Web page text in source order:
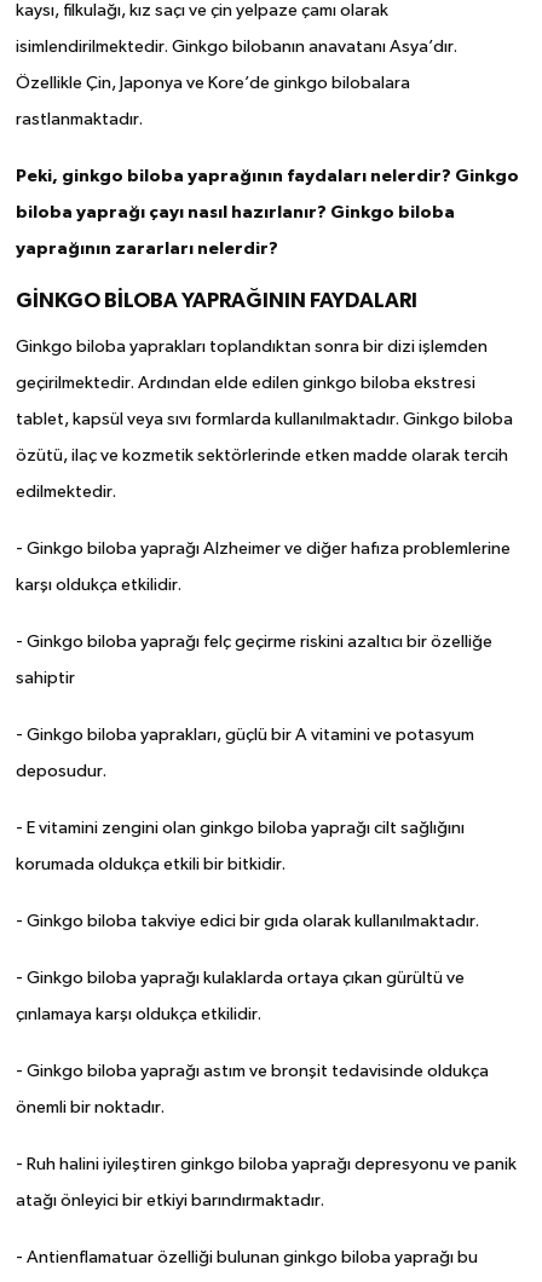
kaysı, filkulağı, kız saçı ve çin yelpaze çamı olarak
isimlendirilmektedir. Ginkgo bilobanın anavatanı Asya’dır.
Özellikle Çin, Japonya ve Kore’de ginkgo bilobalara
rastlanmaktadır.
Peki, ginkgo biloba yaprağının faydaları nelerdir? Ginkgo
biloba yaprağı çayı nasıl hazırlanır? Ginkgo biloba
yaprağının zararları nelerdir?
GİNKGO BİLOBA YAPRAĞININ FAYDALARI
Ginkgo biloba yaprakları toplandıktan sonra bir dizi işlemden
geçirilmektedir. Ardından elde edilen ginkgo biloba ekstresi
tablet, kapsül veya sıvı formlarda kullanılmaktadır. Ginkgo biloba
özütü, ilaç ve kozmetik sektörlerinde etken madde olarak tercih
edilmektedir.
- Ginkgo biloba yaprağı Alzheimer ve diğer hafıza problemlerine
karşı oldukça etkilidir.
- Ginkgo biloba yaprağı felç geçirme riskini azaltıcı bir özelliğe
sahiptir
- Ginkgo biloba yaprakları, güçlü bir A vitamini ve potasyum
deposudur.
- E vitamini zengini olan ginkgo biloba yaprağı cilt sağlığını
korumada oldukça etkili bir bitkidir.
- Ginkgo biloba takviye edici bir gıda olarak kullanılmaktadır.
- Ginkgo biloba yaprağı kulaklarda ortaya çıkan gürültü ve
çınlamaya karşı oldukça etkilidir.
- Ginkgo biloba yaprağı astım ve bronşit tedavisinde oldukça
önemli bir noktadır.
- Ruh halini iyileştiren ginkgo biloba yaprağı depresyonu ve panik
atağı önleyici bir etkiyi barındırmaktadır.
- Antienflamatuar özelliği bulunan ginkgo biloba yaprağı bu